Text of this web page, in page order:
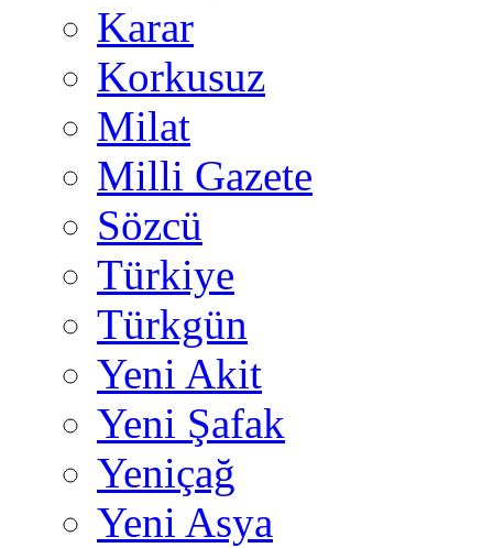
Karar
Korkusuz
Milat
Milli Gazete
Sözcü
Türkiye
Türkgün
Yeni Akit
Yeni Şafak
Yeniçağ
Yeni Asya